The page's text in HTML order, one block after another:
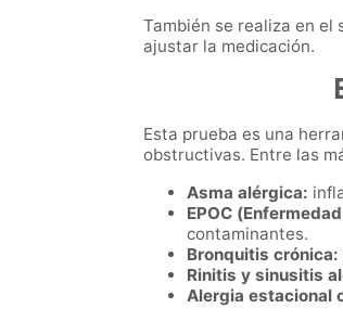
También se realiza en
ajustar la medicación.
Esta prueba es una
obstructivas. Entre las
Asma alérgica:
EPOC
contaminantes.
Bronquitis crónica:
Rinitis y sinusitis
Alergia estacional